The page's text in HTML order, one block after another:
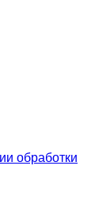
обработки